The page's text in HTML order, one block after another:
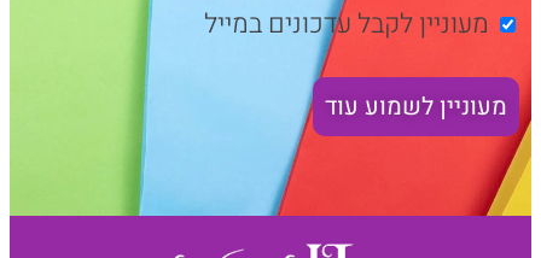
מעוניין לקבל עדכונים במייל